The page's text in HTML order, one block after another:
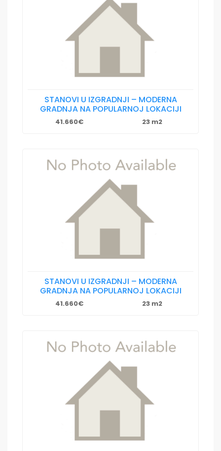
STANOVI U IZGRADNJI – MODERNA
GRADNJA NA POPULARNOJ LOKACIJI
41.660€ 23 m2
STANOVI U IZGRADNJI – MODERNA
GRADNJA NA POPULARNOJ LOKACIJI
41.660€ 23 m2